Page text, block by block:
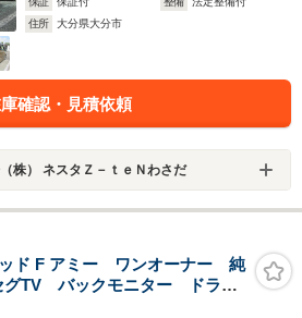
住所
大分県大分市
確認・見積依頼
株） ネスタＺ－ｔｅＮわさだ
ド F アミー ワンオーナー 純
グTV バックモニター ドライ
カー